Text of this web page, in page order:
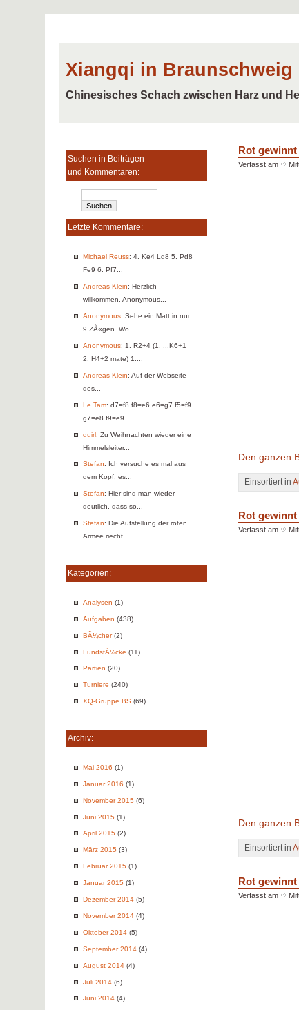
Xiangqi in Braunschweig
Chinesisches Schach zwischen Harz und
Suchen in Beiträgen
und Kommentaren:
Letzte Kommentare:
Michael Reuss: 4. Ke4 Ld8 5. Pd8
Fe9 6. Pf7...
Andreas Klein: Herzlich
willkommen, Anonymous...
Anonymous: Sehe ein Matt in nur
9 ZÅ«gen. Wo...
Anonymous: 1. R2+4 (1. ...K6+1
2. H4+2 mate) 1....
Andreas Klein: Auf der Webseite
des...
Le Tam: d7=f8 f8=e6 e6=g7 f5=f9
g7=e8 f9=e9...
quirl: Zu Weihnachten wieder eine
Himmelsleiter...
Stefan: Ich versuche es mal aus
dem Kopf, es...
Stefan: Hier sind man wieder
deutlich, dass so...
Stefan: Die Aufstellung der roten
Armee riecht...
Kategorien:
Analysen (1)
Aufgaben (438)
BÃ¼cher(2)
FundstÃ¼cke (11)
Partien (20)
Turniere (240)
XQ-Gruppe BS (69)
Archiv:
Mai 2016 (1)
Januar 2016 (1)
November 2015 (6)
Juni 2015 (1)
April 2015 (2)
März 2015 (3)
Februar 2015 (1)
Januar 2015 (1)
Dezember 2014 (5)
November 2014 (4)
Oktober 2014 (5)
September 2014 (4)
August 2014 (4)
Juli 2014 (6)
Juni 2014 (4)
Rot gewinnt
Verfasst am
Den ganzen
Einsortiert in
Rot gewinnt
Verfasst am
Den ganzen
Einsortiert in
Rot gewinnt
Verfasst am